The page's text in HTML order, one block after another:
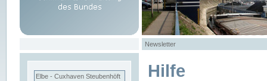
Newsletter
Elbe - Cuxhaven Steubenhöft Hilfe